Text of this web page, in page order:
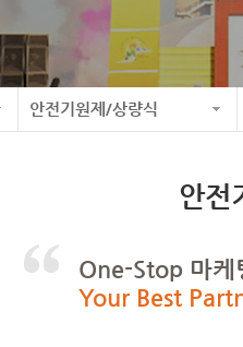
안전기원제/상량식
안전
One-Stop 마케
Your Best